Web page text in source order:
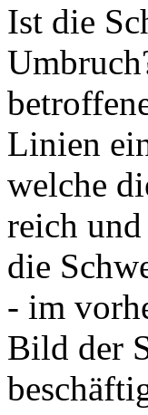
Ist die
Linien
welche
reich und
die
- im
Bild der